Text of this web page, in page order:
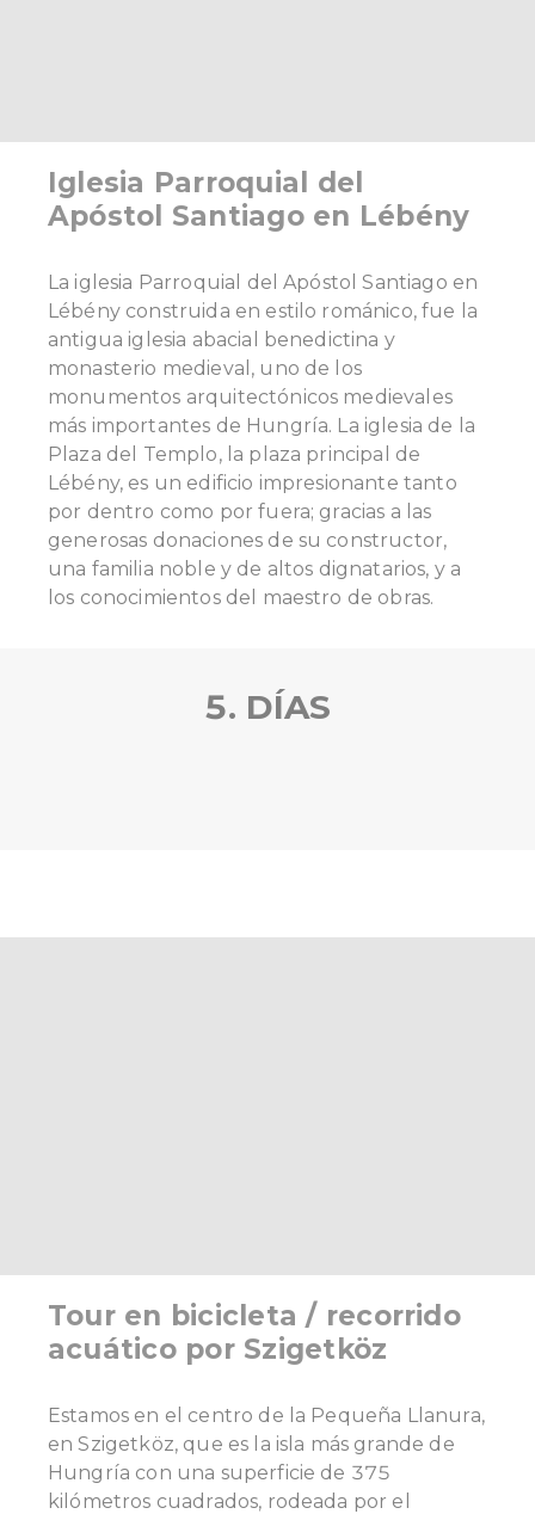
Iglesia Parroquial del
Apóstol Santiago en Lébény
La iglesia Parroquial del Apóstol Santiago en
Lébény construida en estilo románico, fue la
antigua iglesia abacial benedictina y
monasterio medieval, uno de los
monumentos arquitectónicos medievales
más importantes de Hungría. La iglesia de la
Plaza del Templo, la plaza principal de
Lébény, es un edificio impresionante tanto
por dentro como por fuera; gracias a las
generosas donaciones de su constructor,
una familia noble y de altos dignatarios, y a
los conocimientos del maestro de obras.
5. DÍAS
Tour en bicicleta / recorrido
acuático por Szigetköz
Estamos en el centro de la Pequeña Llanura,
en Szigetköz, que es la isla más grande de
Hungría con una superficie de 375
kilómetros cuadrados, rodeada por el